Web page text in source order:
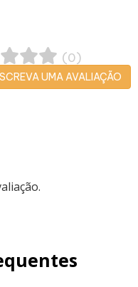
(0)
UMA AVALIAÇÃO